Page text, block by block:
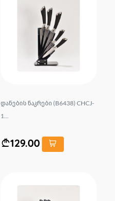
დანების ნაკრები (B6438) CHCJ-
1...
129.00